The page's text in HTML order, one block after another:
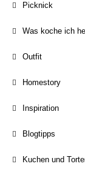
Picknick
Was koche ich
Outfit
Homestory
Inspiration
Blogtipps
Kuchen und